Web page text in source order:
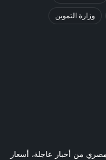
وزارة التموين
من أخبار عاجلة، أسعار